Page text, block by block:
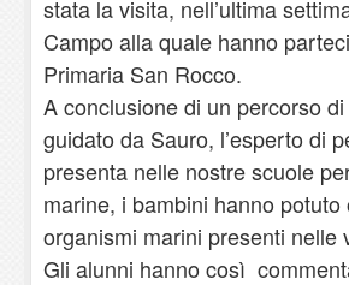
stata la visita, nell’ultima
Campo alla quale hanno
Primaria San Rocco.
A conclusione di un percorso
guidato da Sauro, l’esperto di
presenta nelle nostre scuole
marine, i bambini hanno
organismi marini presenti nelle
Gli alunni hanno così